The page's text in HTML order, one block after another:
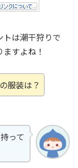
トは潮干狩りで
すよね！
服装は？
って